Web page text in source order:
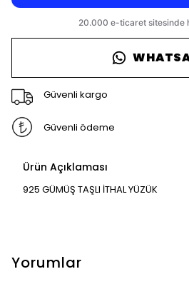
Güvenli kargo
Güvenli ödeme
Ürün Açıklaması
925 GÜMÜŞ TAŞLI İTHAL YÜZÜK
Yorumlar